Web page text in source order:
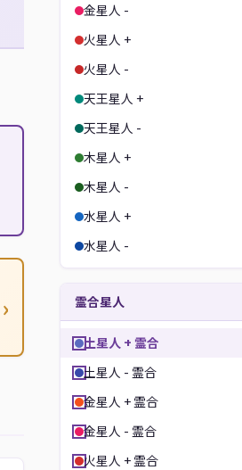
›
金星人 -
火星人 +
火星人 -
天王星人 +
天王星人 -
木星人 +
木星人 -
水星人 +
水星人 -
霊合星人
土星人 + 霊合
土星人 - 霊合
金星人 + 霊合
金星人 - 霊合
火星人 + 霊合